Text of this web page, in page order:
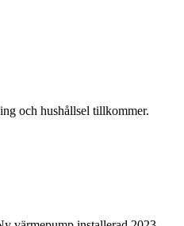
och hushållsel tillkommer.